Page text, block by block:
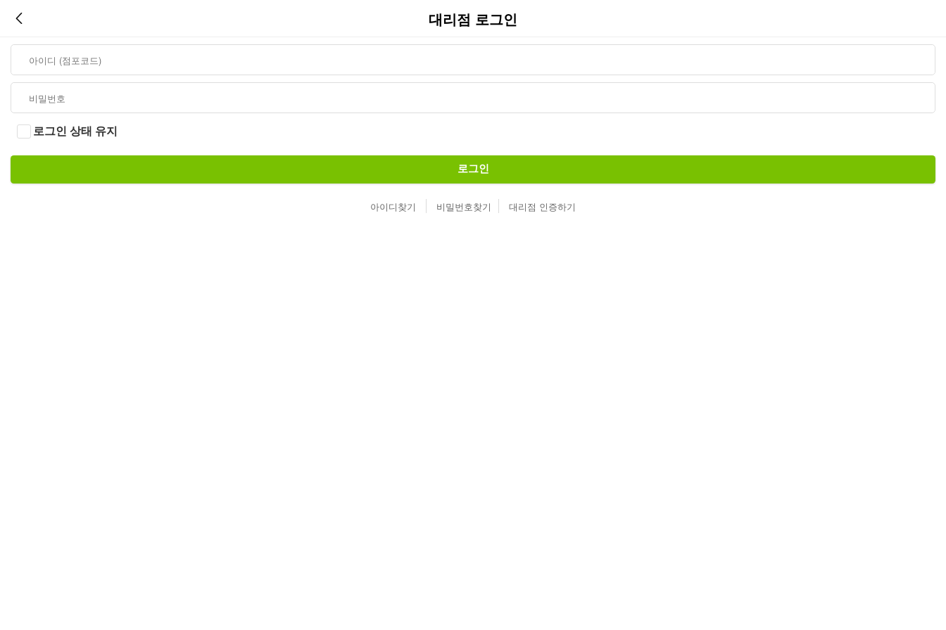
대리점 로그인
로그인 상태 유지
로그인
아이디찾기 비밀번호찾기 대리점 인증하기